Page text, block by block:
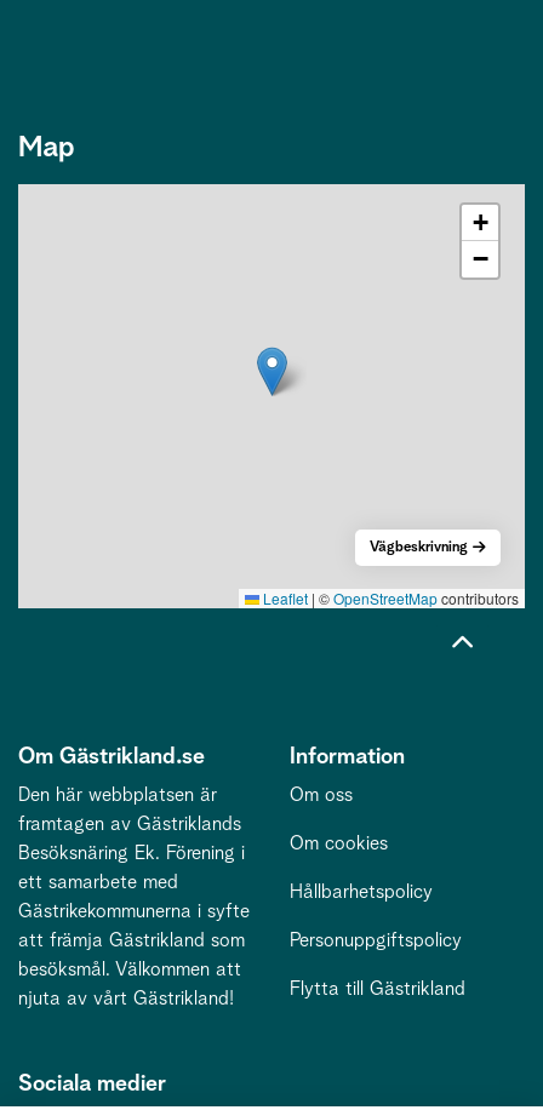
Map
+
−
Leaflet | ©OpenStreetMapcontributors
Vägbeskrivning
Om Gästrikland.se
Den här webbplatsen är
framtagen av Gästriklands
Besöksnäring Ek. Förening i
ett samarbete med
Gästrikekommunerna i syfte
att främja Gästrikland som
besöksmål. Välkommen att
njuta av vårt Gästrikland!
Information
Om oss
Om cookies
Hållbarhetspolicy
Personuppgiftspolicy
Flytta till Gästrikland
Sociala medier